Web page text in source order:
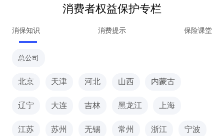
消费者权益保护专栏
消保知识 消费提示 保险课堂
总公司
北京 天津 河北 山西 内蒙古
辽宁 大连 吉林 黑龙江 上海
江苏 苏州 无锡 常州 浙江 宁波